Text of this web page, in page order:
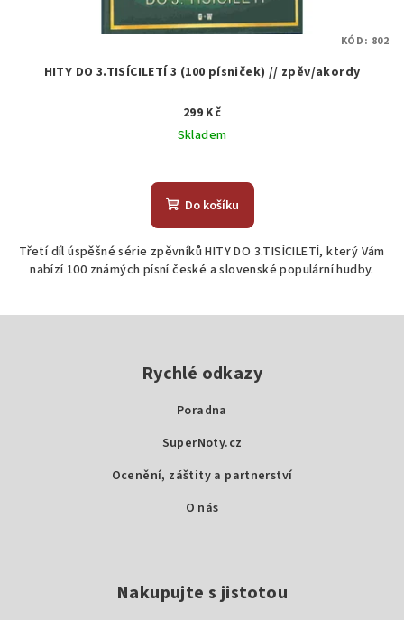
HITY DO 3.TISÍCILETÍ 3 (100 písniček) // zpěv/akordy
299 Kč
Skladem
Do košíku
Třetí díl úspěšné série zpěvníků HITY DO 3.TISÍCILETÍ, který Vám
nabízí 100 známých písní české a slovenské populární hudby.
KÓD: 802
Rychlé odkazy
Poradna
SuperNoty.cz
Ocenění, záštity a partnerství
O nás
Nakupujte s jistotou